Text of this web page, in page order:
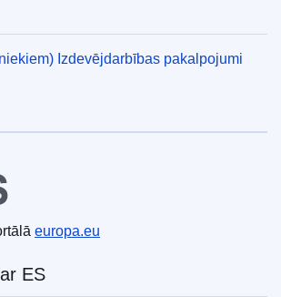
Izdevējdarbības pakalpojumi
europa.eu
ES